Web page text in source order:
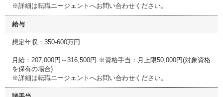
※詳細は転職エージェントへお問い合わせください。
給与
想定年収：350-600万円
月給：207,000円～316,500円 ※資格手当：月上限50,000円(対象資格
を保有の場合)
※詳細は転職エージェントへお問い合わせください。